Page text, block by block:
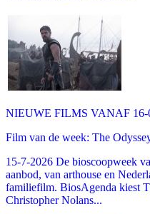
NIEUWE FILMS VANAF 16-
Film van de week: The
15-7-2026 De bioscoopweek
aanbod, van arthouse en
familiefilm. BiosAgenda kiest
Christopher Nolans...